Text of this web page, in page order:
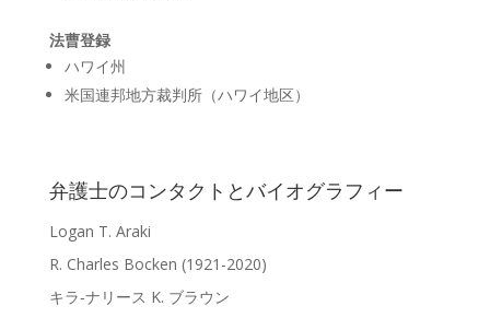
法曹登録
ハワイ州
米国連邦地方裁判所（ハワイ地区）
弁護士のコンタクトとバイオグラフィー
Logan T. Araki
R. Charles Bocken (1921-2020)
キラ‐ナリース K. ブラウン